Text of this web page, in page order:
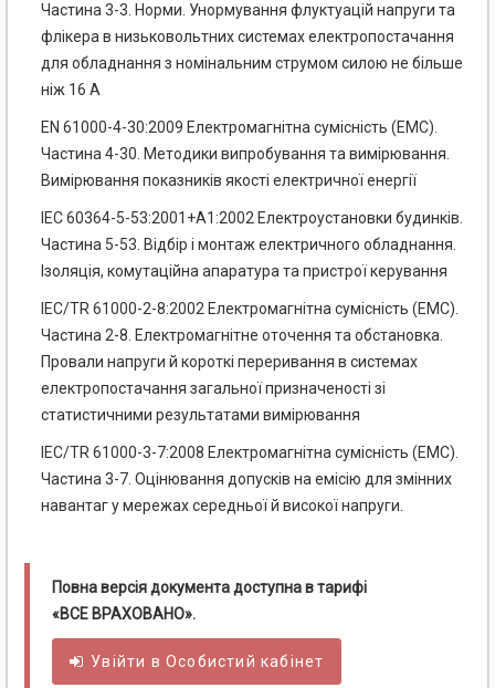
Частина 3-3. Норми. Унормування флуктуацій напруги та
флікера в низьковольтних системах електропостачання
для обладнання з номінальним струмом силою не більше
ніж 16 А
EN 61000-4-30:2009 Електромагнітна сумісність (EMC).
Частина 4-30. Методики випробування та вимірювання.
Вимірювання показників якості електричної енергії
ІЕС 60364-5-53:2001+А1:2002 Електроустановки будинків.
Частина 5-53. Відбір і монтаж електричного обладнання.
Ізоляція, комутаційна апаратура та пристрої керування
IEC/TR 61000-2-8:2002 Електромагнітна сумісність (EMC).
Частина 2-8. Електромагнітне оточення та обстановка.
Провали напруги й короткі переривання в системах
електропостачання загальної призначеності зі
статистичними результатами вимірювання
IEC/TR 61000-3-7:2008 Електромагнітна сумісність (EMC).
Частина 3-7. Оцінювання допусків на емісію для змінних
навантаг у мережах середньої й високої напруги.
Повна версія документа доступна в тарифі
«ВСЕ ВРАХОВАНО».
Увійти вОсобистий кабінет